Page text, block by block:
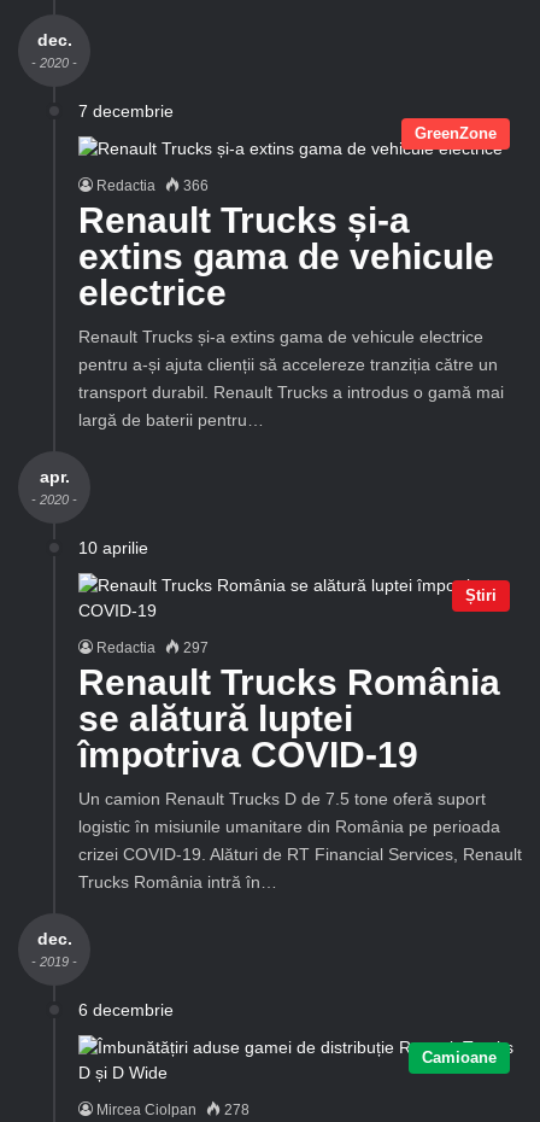
dec.
- 2020 -
7 decembrie
GreenZone
Redactia 366
Renault Trucks și-a
extins gama de vehicule
electrice
Renault Trucks și-a extins gama de vehicule electrice
pentru a-și ajuta clienții să accelereze tranziția către un
transport durabil. Renault Trucks a introdus o gamă mai
largă de baterii pentru…
apr.
- 2020 -
10 aprilie
Știri
Redactia 297
Renault Trucks România
se alătură luptei
împotriva COVID-19
Un camion Renault Trucks D de 7.5 tone oferă suport
logistic în misiunile umanitare din România pe perioada
crizei COVID-19. Alături de RT Financial Services, Renault
Trucks România intră în…
dec.
- 2019 -
6 decembrie
Camioane
Mircea Ciolpan 278